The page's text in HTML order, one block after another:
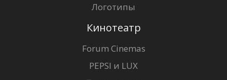
Логотипы
Кинотеатр
Forum Cinemas
PEPSI и LUX